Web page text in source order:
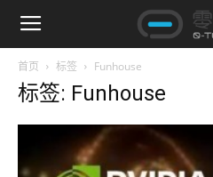
首页 标签 Funhouse
标签: Funhouse